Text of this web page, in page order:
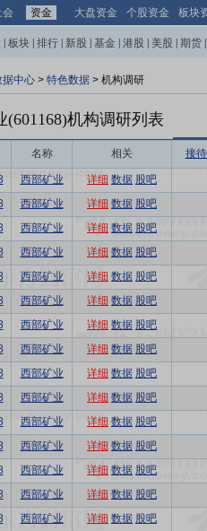
会 资金 大盘资金 个股资金 板块
板块 排行 新股 基金 港股 美股 期货
据中心 > 特色数据 > 机构调研
(601168)机构调研列表
名称 相关 接
西部矿业 详细 数据 股吧
西部矿业 详细 数据 股吧
西部矿业 详细 数据 股吧
西部矿业 详细 数据 股吧
西部矿业 详细 数据 股吧
西部矿业 详细 数据 股吧
西部矿业 详细 数据 股吧
西部矿业 详细 数据 股吧
西部矿业 详细 数据 股吧
西部矿业 详细 数据 股吧
西部矿业 详细 数据 股吧
西部矿业 详细 数据 股吧
西部矿业 详细 数据 股吧
西部矿业 详细 数据 股吧
西部矿业 详细 数据 股吧